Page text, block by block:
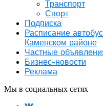
Транспорт
Спорт
Подписка
Расписание
Каменском районе
Частные
Бизнес-новости
Реклама
Мы в социальных сетях